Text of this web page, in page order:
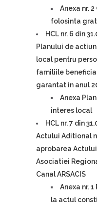
Anexa nr.
folosinta
HCL nr. 6 din
Planului de
local pentru
familiile
garantat in anul
Anexa
interes local
HCL nr. 7 din
Actului Aditional
aprobarea
Asociatiei
Canal ARSACIS
Anexa nr.
la actul